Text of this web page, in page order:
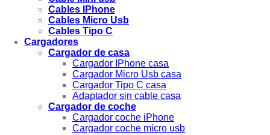
Cables IPhone
Cables Micro Usb
Cables Tipo C
Cargadores
Cargador de casa
Cargador IPhone casa
Cargador Micro Usb casa
Cargador Tipo C casa
Adaptador sin cable casa
Cargador de coche
Cargador coche iPhone
Cargador coche micro usb